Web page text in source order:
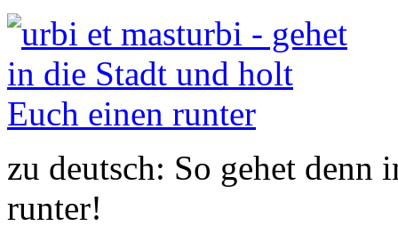
zu deutsch: So gehet denn
runter!